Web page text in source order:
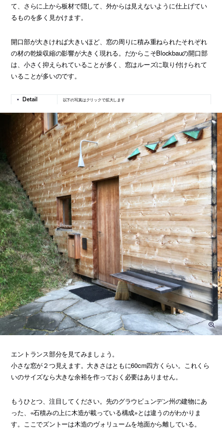
て、さらに上から板材で隠して、外からは見えないように仕上げてい
るものを多く見かけます。
開口部が大きければ大きいほど、窓の周りに積み重ねられたそれぞれ
の材の乾燥収縮の影響が大きく現れる。だからこそBlockbauの開口部
は、小さく抑えられていることが多く、窓はルーズに取り付けられて
いることが多いのです。
以下の写真はクリックで拡大します
エントランス部分を見てみましょう。
小さな窓が２つ見えます。大きさはともに60cm四方くらい。これくら
いのサイズなら大きな余裕を作っておく必要はありません。
もうひとつ、注目してください。先のグラウビュンデン州の建物にあ
った、«石積みの上に木造が載っている構成»とは違うのがわかりま
す。ここでズントーは木造のヴォリュームを地面から離している。